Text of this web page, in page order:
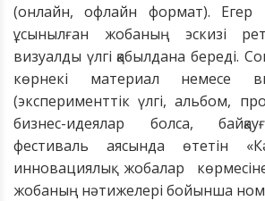
(онлайн, офлайн формат). Егер
ұсынылған жобаның эскизі
визуалды үлгі қабылдана береді.
көрнекі материал немесе
(эксперименттік үлгі, альбом,
бизнес-идеялар болса,
фестиваль аясында өтетін
инновациялық жобалар
жобаның нәтижелері бойынша